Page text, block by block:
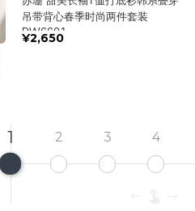
吊带背心春季时尚两件套装
DW6601
¥2,650
1 2 3 4